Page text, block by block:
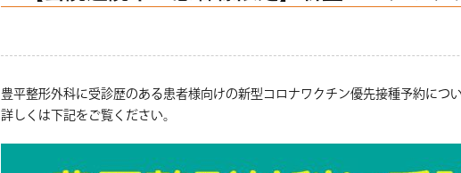
豊平整形外科に受診歴のある患者様向けの新型コロナワクチン優先接種予約につい
詳しくは下記をご覧ください。